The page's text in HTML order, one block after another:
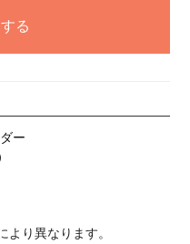
る
ー
り異なります。